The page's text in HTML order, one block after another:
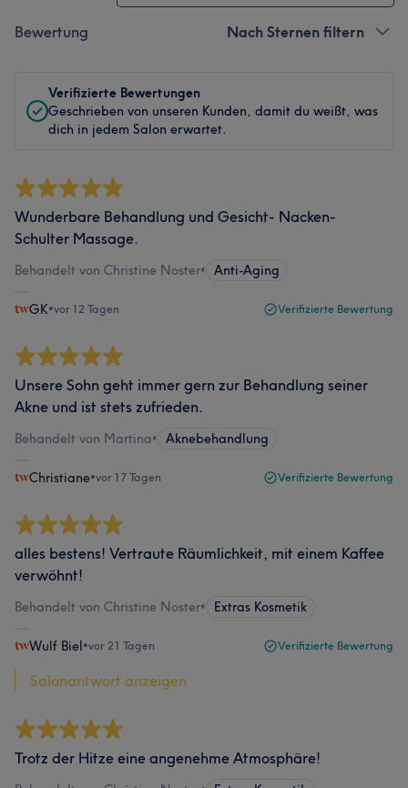
Bewertung Nach Sternen filtern
Verifizierte Bewertungen
Geschrieben von unseren Kunden, damit du weißt, was
dich in jedem Salon erwartet.
Wunderbare Behandlung und Gesicht- Nacken-
Schulter Massage.
Behandelt von Christine Noster• Anti-Aging
GK•vor 12 Tagen Verifizierte Bewertung
Unsere Sohn geht immer gern zur Behandlung seiner
Akne und ist stets zufrieden.
Behandelt von Martina• Aknebehandlung
Christiane•vor 17 Tagen Verifizierte Bewertung
alles bestens! Vertraute Räumlichkeit, mit einem Kaffee
verwöhnt!
Behandelt von Christine Noster• Extras Kosmetik
Wulf Biel•vor 21 Tagen Verifizierte Bewertung
Salonantwort anzeigen
Trotz der Hitze eine angenehme Atmosphäre!